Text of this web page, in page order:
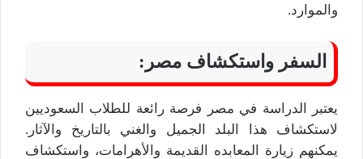
والموارد.
السفر واستكشاف مصر:
يعتبر الدراسة في مصر فرصة رائعة للطلاب السعوديين
لاستكشاف هذا البلد الجميل والغني بالتاريخ والآثار.
يمكنهم زيارة المعابده القديمة والأهرامات، واستكشاف